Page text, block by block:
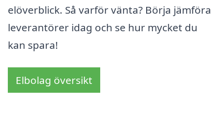
elöverblick. Så varför vänta? Börja jämföra
leverantörer idag och se hur mycket du
kan spara!
Elbolag översikt